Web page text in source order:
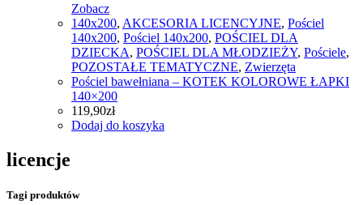
Zobacz
140x200, AKCESORIA LICENCYJNE, Pościel
140x200, Pościel 140x200, POŚCIEL DLA
DZIECKA, POŚCIEL DLA MŁODZIEŻY, Pościele,
POZOSTAŁE TEMATYCZNE, Zwierzęta
Pościel bawełniana – KOTEK KOLOROWE ŁAPKI
140×200
119,90zł
Dodaj do koszyka
licencje
Tagi produktów